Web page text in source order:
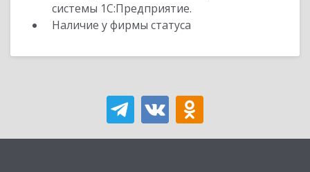
системы 1С:Предприятие.
Наличие у фирмы статуса